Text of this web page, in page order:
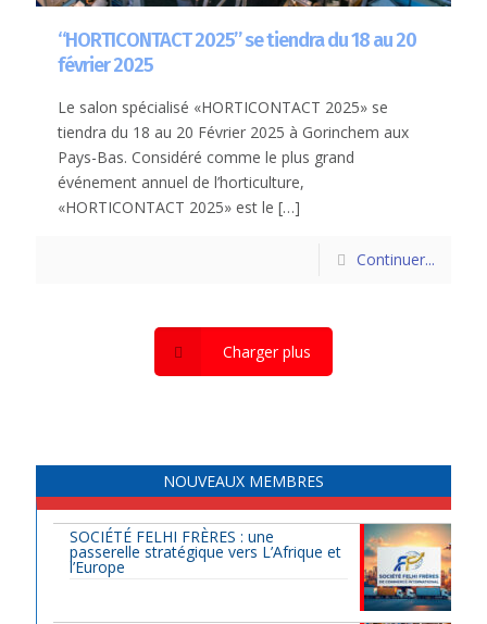
“HORTICONTACT 2025” se tiendra du 18 au 20
février 2025
Le salon spécialisé «HORTICONTACT 2025» se
tiendra du 18 au 20 Février 2025 à Gorinchem aux
Pays-Bas. Considéré comme le plus grand
événement annuel de l’horticulture,
«HORTICONTACT 2025» est le […]
Continuer...
Charger plus
NOUVEAUX MEMBRES
SOCIÉTÉ FELHI FRÈRES : une
passerelle stratégique vers L’Afrique et
l’Europe